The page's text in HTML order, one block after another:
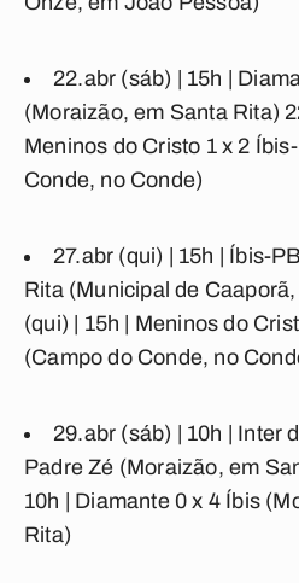
22.abr (sáb) | 15h |
(Moraizão, em Santa Rita)
Meninos do Cristo 1 x 2
Conde, no Conde)
27.abr (qui) | 15h | Íbis-
Rita(Municipal de
(qui) | 15h | Meninos do
(Campo do Conde, no
29.abr (sáb) | 10h | Inter
Padre Zé (Moraizão, em
10h | Diamante 0 x 4 Íbis
Rita)